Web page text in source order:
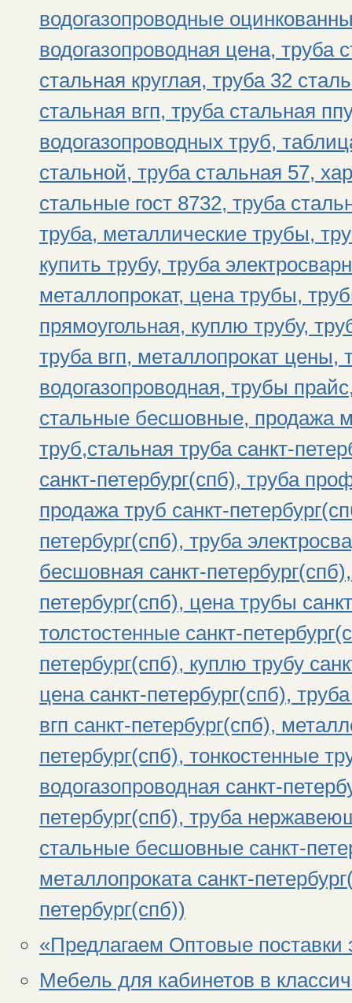
водогазопроводные
водогазопроводная цена, труба
стальная круглая, труба 32
стальная вгп, труба стальная
водогазопроводных труб,
стальной, труба стальная 57,
стальные гост 8732, труба
труба, металлические трубы,
купить трубу, труба
металлопрокат, цена трубы,
прямоугольная, куплю трубу,
труба вгп, металлопрокат цены,
водогазопроводная, трубы
стальные бесшовные, продажа
труб,стальная труба санкт-
санкт-петербург(спб), труба
продажа труб санкт-
петербург(спб), труба
бесшовная санкт-
петербург(спб), цена трубы
толстостенные санкт-
петербург(спб), куплю трубу
цена санкт-петербург(спб),
вгп санкт-петербург(спб),
петербург(спб), тонкостенные
водогазопроводная санкт-
петербург(спб), труба
стальные бесшовные санкт-
металлопроката санкт-
петербург(спб))
«Предлагаем Оптовые поставки
Мебель для кабинетов в